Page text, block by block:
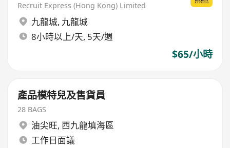
Recruit Express (Hong Kong) Limited
九龍城, 九龍城
8小時以上/天, 5天/週
$65/小時
產品模特兒及售貨員
28 BAGS
油尖旺, 西九龍填海區
工作日面議